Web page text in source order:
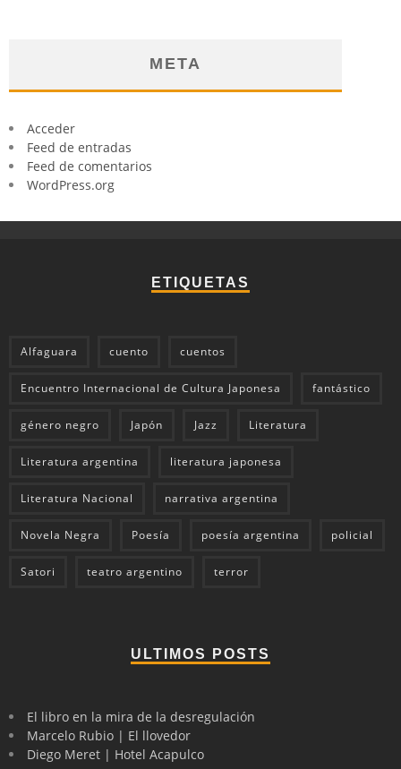
META
Acceder
Feed de entradas
Feed de comentarios
WordPress.org
ETIQUETAS
Alfaguara cuento cuentos
Encuentro Internacional de Cultura Japonesa fantástico
género negro Japón Jazz Literatura
Literatura argentina literatura japonesa
Literatura Nacional narrativa argentina
Novela Negra Poesía poesía argentina policial
Satori teatro argentino terror
ULTIMOS POSTS
El libro en la mira de la desregulación
Marcelo Rubio | El llovedor
Diego Meret | Hotel Acapulco